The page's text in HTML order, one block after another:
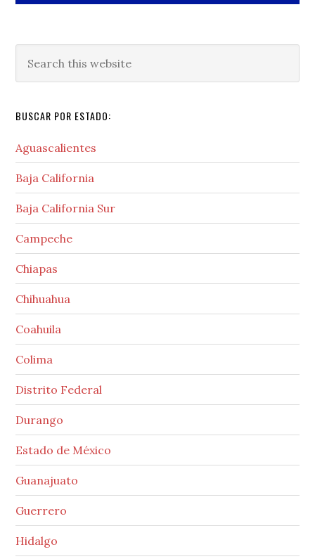
this
BUSCAR POR ESTADO:
Aguascalientes
Baja California
Baja California Sur
Campeche
Chiapas
Chihuahua
Coahuila
Colima
Distrito Federal
Durango
Estado de México
Guanajuato
Guerrero
Hidalgo